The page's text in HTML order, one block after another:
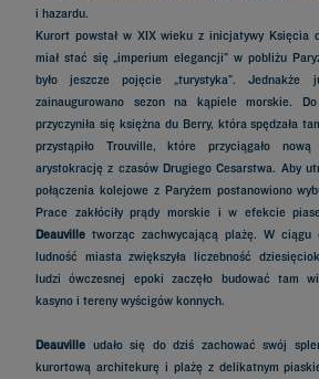
i hazardu.
Kurort powstał w XIX wieku z inicjatywy Księcia
miał stać się „imperium elegancji” w pobliżu
było jeszcze pojęcie „turystyka”.
zainaugurowano sezon na kąpiele morskie.
przyczyniła się księżna du Berry, która spędzała
przystąpiło Trouville, które przyciągało
arystokrację z czasów Drugiego Cesarstwa. Aby
połączenia kolejowe z Paryżem postanowiono
Prace zakłóciły prądy morskie i w efekcie
Deauville tworząc zachwycającą plażę. W
ludność miasta zwiększyła liczebność
ludzi ówczesnej epoki zaczęło budować tam
kasyno i tereny wyścigów konnych.
Deauville udało się do dziś zachować swój
kurortową architekurę i plażę z delikatnym